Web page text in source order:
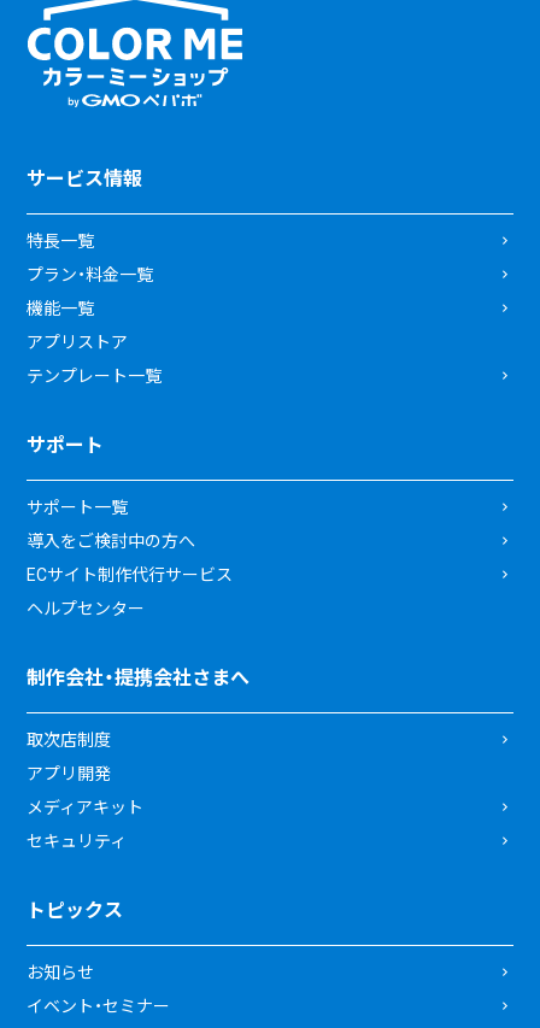
サービス情報
特長一覧
プラン・料金一覧
機能一覧
アプリストア
テンプレート一覧
サポート
サポート一覧
導入をご検討中の方へ
ECサイト制作代行サービス
ヘルプセンター
制作会社・提携会社さまへ
取次店制度
アプリ開発
メディアキット
セキュリティ
トピックス
お知らせ
イベント・セミナー